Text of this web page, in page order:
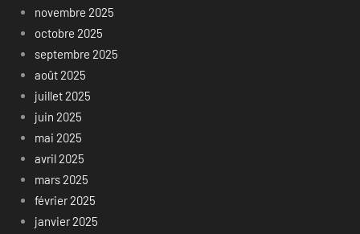
novembre 2025
octobre 2025
septembre 2025
août 2025
juillet 2025
juin 2025
mai 2025
avril 2025
mars 2025
février 2025
janvier 2025